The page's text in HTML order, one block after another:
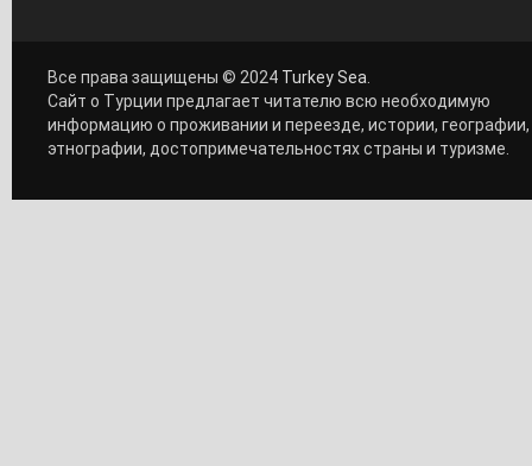
Все права защищены © 2024 Turkey Sea
Сайт о Турции предлагает читателю всю необходимую
информацию о проживании и переезде, истории, географии,
этнографии, достопримечательностях страны и туризме.